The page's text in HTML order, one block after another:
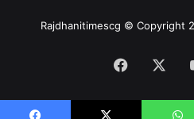
Rajdhanitimescg © Copyright
Facebook